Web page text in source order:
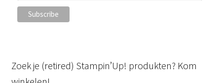
Zoek je (retired) Stampin’Up! produkten? Kom